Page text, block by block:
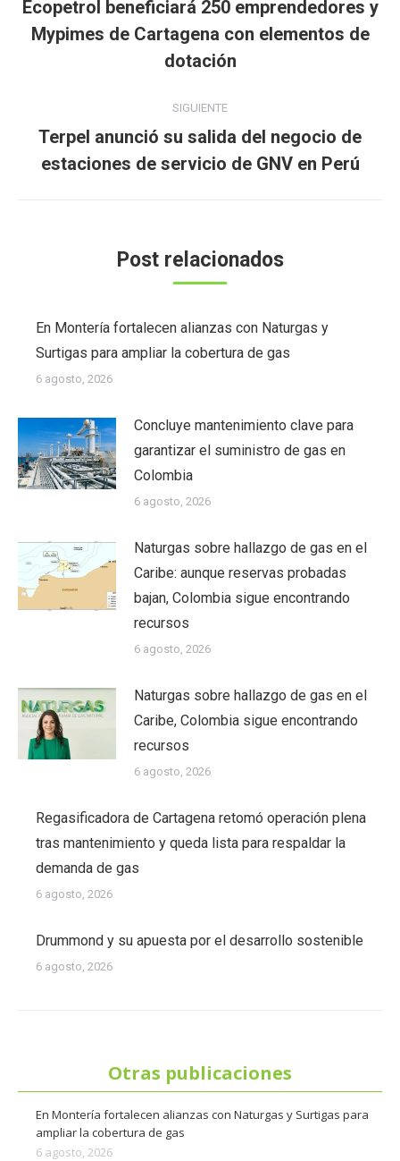
publicaciones
Publicación
anterior:
Ecopetrol beneficiará 250 emprendedores y
Mypimes de Cartagena con elementos de
dotación
SIGUIENTE
Publicación
siguiente:
Terpel anunció su salida del negocio de
estaciones de servicio de GNV en Perú
Post relacionados
En Montería fortalecen alianzas con Naturgas y
Surtigas para ampliar la cobertura de gas
6 agosto, 2026
Concluye mantenimiento clave para
garantizar el suministro de gas en
Colombia
6 agosto, 2026
Naturgas sobre hallazgo de gas en el
Caribe: aunque reservas probadas
bajan, Colombia sigue encontrando
recursos
6 agosto, 2026
Naturgas sobre hallazgo de gas en el
Caribe, Colombia sigue encontrando
recursos
6 agosto, 2026
Regasificadora de Cartagena retomó operación plena
tras mantenimiento y queda lista para respaldar la
demanda de gas
6 agosto, 2026
Drummond y su apuesta por el desarrollo sostenible
6 agosto, 2026
Otras publicaciones
En Montería fortalecen alianzas con Naturgas y Surtigas para
ampliar la cobertura de gas
6 agosto, 2026